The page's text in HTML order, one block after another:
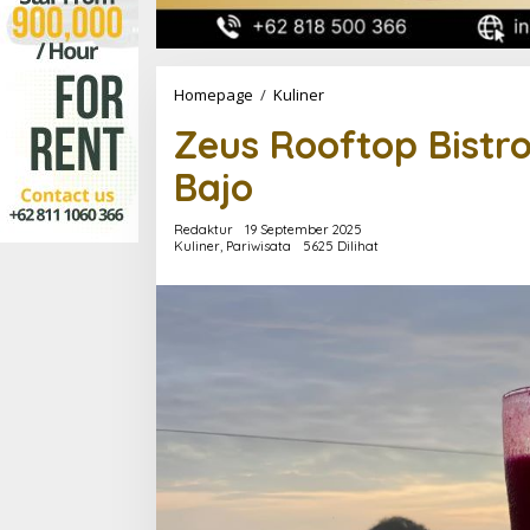
Homepage / KulinerZeus
Bistro,
Tempat
Labuan
Bajo
Zeus Rooftop
Bajo
Redaktur
19 September 2025
Kuliner, Pariwisata 5625 Dilihat